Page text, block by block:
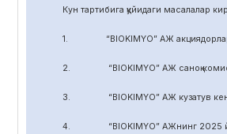
Кун тартибига қуйидаги масалалар
1. “BIOKIMYO” АЖ
2. “BIOKIMYO” АЖ саноқ
3. “BIOKIMYO” АЖ кузатув
4. “BIOKIMYO” АЖнинг 2025 йил